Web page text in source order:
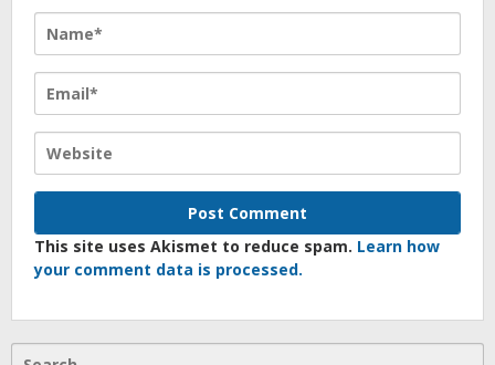
This site uses Akismet to reduce spam. Learn how
your comment data is processed.